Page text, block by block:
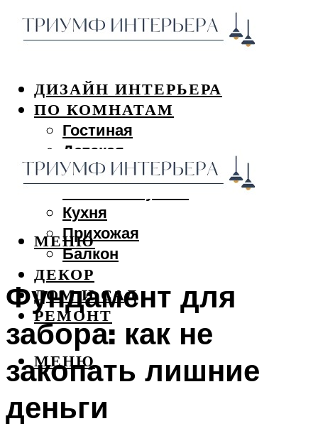
ДИЗАЙН ИНТЕРЬЕРА
ПО КОМНАТАМ
Гостиная
Детская
Спальня
Кухня
Прихожая
Балкон
ДЕКОР
ДОМ И САД
РЕМОНТ
МЕНЮ
МЕНЮ
Фундамент для
забора: как не
закопать лишние
деньги